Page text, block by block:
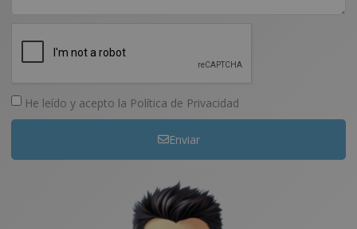
He leído y acepto la Política de Privacidad
Enviar